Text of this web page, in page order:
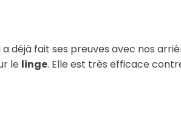
déjà fait ses preuves avec nos
le linge. Elle est très efficace